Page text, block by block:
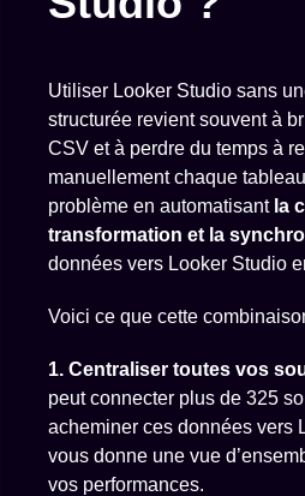
Utiliser Looker Studio sans
structurée revient souvent à
CSV et à perdre du temps à
manuellement chaque
problème en automatisant la
transformation et la
données vers Looker Studio
Voici ce que cette
1. Centraliser toutes vos
peut connecter plus de 325
acheminer ces données vers
vous donne une vue
vos performances.